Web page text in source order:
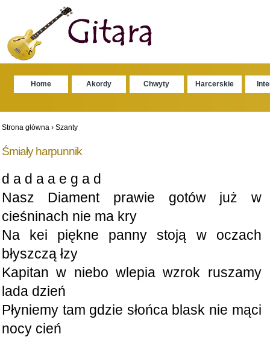
Home Akordy Chwyty Harcerskie
Strona główna› Szanty
Śmiały harpunnik
d a d a a e g a d
Nasz Diament prawie gotów już w
cieśninach nie ma kry
Na kei piękne panny stoją w oczach
błyszczą łzy
Kapitan w niebo wlepia wzrok ruszamy
lada dzień
Płyniemy tam gdzie słońca blask nie mąci
nocy cień